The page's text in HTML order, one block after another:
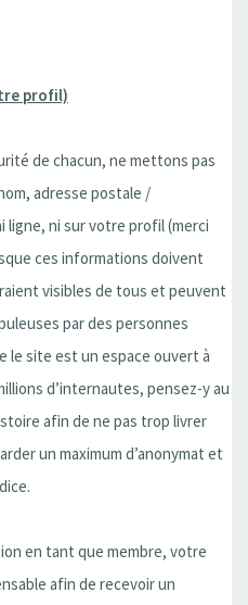
profil)
de chacun, ne mettons pas
adresse postale /
ni sur votre profil (merci
ces informations doivent
visibles de tous et peuvent
par des personnes
le site est un espace ouvert à
d’internautes, pensez-y au
afin de ne pas trop livrer
un maximum d’anonymat et
en tant que membre, votre
afin de recevoir un